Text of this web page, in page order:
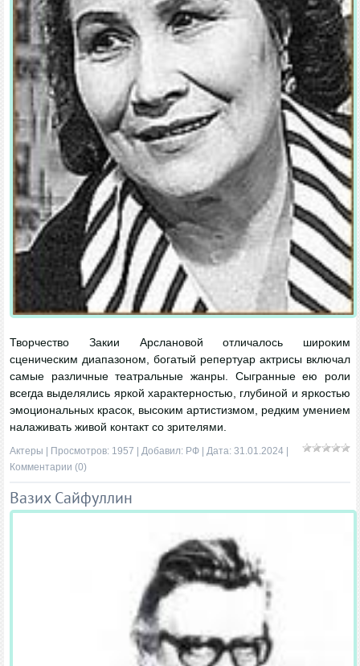
Творчество Закии Арслановой отличалось широким
сценическим диапазоном, богатый репертуар актрисы включал
самые различные театральные жанры. Сыгранные ею роли
всегда выделялись яркой характерностью, глубиной и яркостью
эмоциональных красок, высоким артистизмом, редким умением
налаживать живой контакт со зрителями.
Актеры | Просмотров: 1957 | Добавил: РФ | Дата: 31.01.2024 |
Комментарии (0)
Вазих Сайфуллин